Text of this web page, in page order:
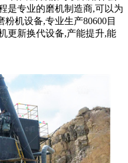
是专业的磨机制造商,可以为
机设备,专业生产80600目
更新换代设备,产能提升,能